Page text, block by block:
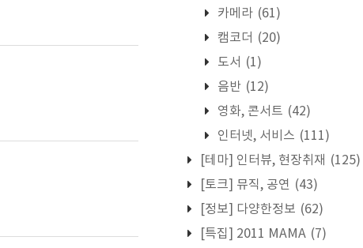
카메라 (61)
캠코더 (20)
도서 (1)
음반 (12)
영화, 콘서트 (42)
인터넷, 서비스 (111)
[테마] 인터뷰, 현장취재 (125)
[토크] 뮤직, 공연 (43)
[정보] 다양한정보 (62)
[특집] 2011 MAMA (7)